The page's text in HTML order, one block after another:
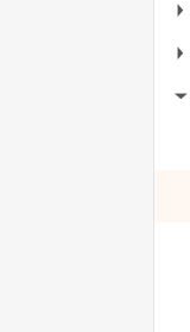
▶
▶
▶